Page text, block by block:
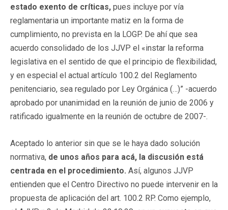
estado exento de críticas, pues incluye por vía
reglamentaria un importante matiz en la forma de
cumplimiento, no prevista en la LOGP. De ahí que sea
acuerdo consolidado de los JJVP el «instar la reforma
legislativa en el sentido de que el principio de flexibilidad,
y en especial el actual artículo 100.2 del Reglamento
penitenciario, sea regulado por Ley Orgánica (…)” -acuerdo
aprobado por unanimidad en la reunión de junio de 2006 y
ratificado igualmente en la reunión de octubre de 2007-.
Aceptado lo anterior sin que se le haya dado solución
normativa, de unos años para acá, la discusión está
centrada en el procedimiento. Así, algunos JJVP
entienden que el Centro Directivo no puede intervenir en la
propuesta de aplicación del art. 100.2 RP. Como ejemplo,